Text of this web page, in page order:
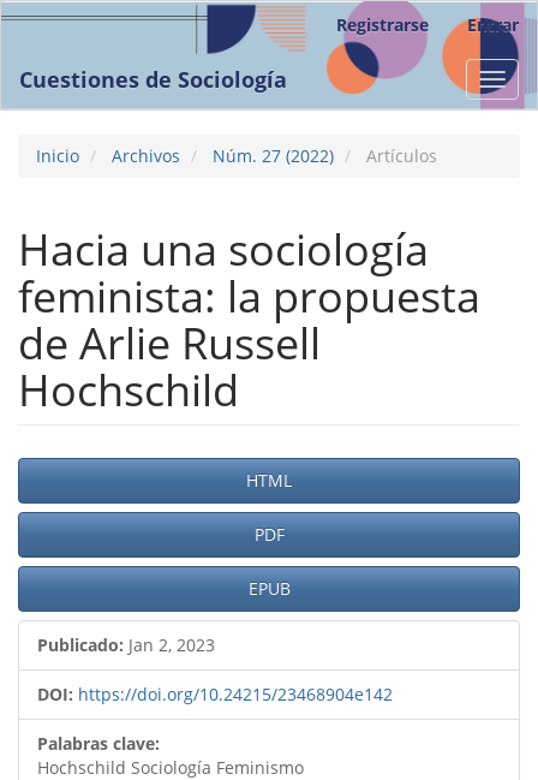
Navegación
principal
Barra
Registrarse Entrar
Cuestiones de Sociología
Inicio Archivos Núm. 27 (2022) Artículos
Hacia una sociología
feminista: la propuesta
de Arlie Russell
Hochschild
Barra
lateral
del
artículo
HTML
PDF
EPUB
Publicado: Jan 2, 2023
DOI: https://doi.org/10.24215/23468904e142
Palabras clave:
Hochschild Sociología Feminismo